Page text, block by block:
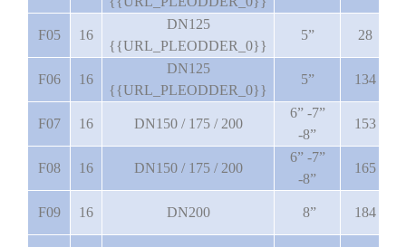
F05 16
DN125
{{URL_PLEODDER_0}}
5” 28
F06 16
DN125
{{URL_PLEODDER_0}}
5” 134
F07 16 DN150 / 175 / 200
6” -7”
-8”
153
F08 16 DN150 / 175 / 200
6” -7”
-8”
165
F09 16 DN200 8” 184